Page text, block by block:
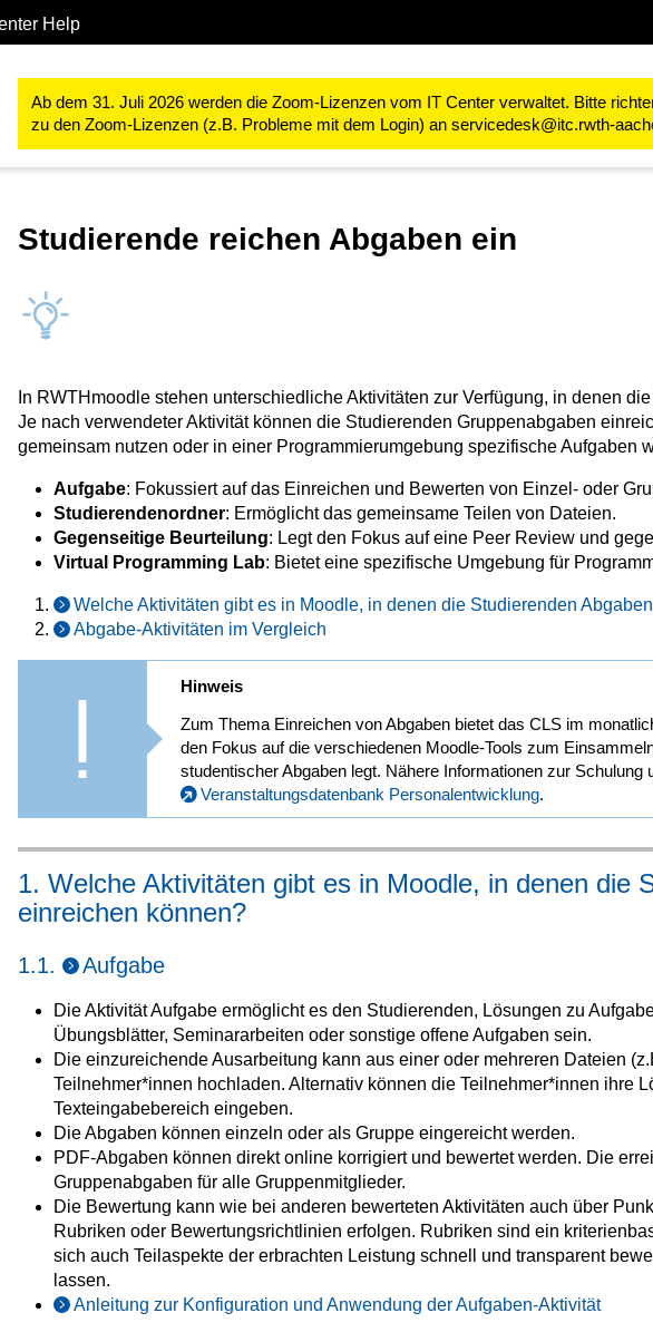
Help
Ab dem 31. Juli 2026 werden die Zoom-Lizenzen vom IT Center verwaltet. Bitte
zu den Zoom-Lizenzen (z.B. Probleme mit dem Login) an servicedesk@itc.rwth-
Studium & Lehre RWTHmoodle RWTHmoodle für Lehrende Moodle Tool Guide
Studierende reichen Abgaben ein
In RWTHmoodle stehen unterschiedliche Aktivitäten zur Verfügung, in denen
Je nach verwendeter Aktivität können die Studierenden Gruppenabgaben
gemeinsam nutzen oder in einer Programmierumgebung spezifische Aufgaben
Aufgabe: Fokussiert auf das Einreichen und Bewerten von Einzel- oder
Studierendenordner: Ermöglicht das gemeinsame Teilen von Dateien.
Gegenseitige Beurteilung: Legt den Fokus auf eine Peer Review und
Virtual Programming Lab: Bietet eine spezifische Umgebung für
Welche Aktivitäten gibt es in Moodle, in denen die Studierenden
Abgabe-Aktivitäten im Vergleich
Hinweis
Zum Thema Einreichen von Abgaben bietet das CLS im
den Fokus auf die verschiedenen Moodle-Tools zum
studentischer Abgaben legt. Nähere Informationen zur Schulung
Veranstaltungsdatenbank Personalentwicklung.
1. Welche Aktivitäten gibt es in Moodle, in denen die
einreichen können?
1.1. Aufgabe
Die Aktivität Aufgabe ermöglicht es den Studierenden, Lösungen zu
Übungsblätter, Seminararbeiten oder sonstige offene Aufgaben sein.
Die einzureichende Ausarbeitung kann aus einer oder mehreren Dateien
Teilnehmer*innen hochladen. Alternativ können die Teilnehmer*innen ihre
Texteingabebereich eingeben.
Die Abgaben können einzeln oder als Gruppe eingereicht werden.
PDF-Abgaben können direkt online korrigiert und bewertet werden. Die
Gruppenabgaben für alle Gruppenmitglieder.
Die Bewertung kann wie bei anderen bewerteten Aktivitäten auch über
Rubriken oder Bewertungsrichtlinien erfolgen. Rubriken sind ein
sich auch Teilaspekte der erbrachten Leistung schnell und transparent
lassen.
Anleitung zur Konfiguration und Anwendung der Aufgaben-Aktivität